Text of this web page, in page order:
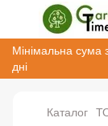
Мінімальна сума
дні
Каталог